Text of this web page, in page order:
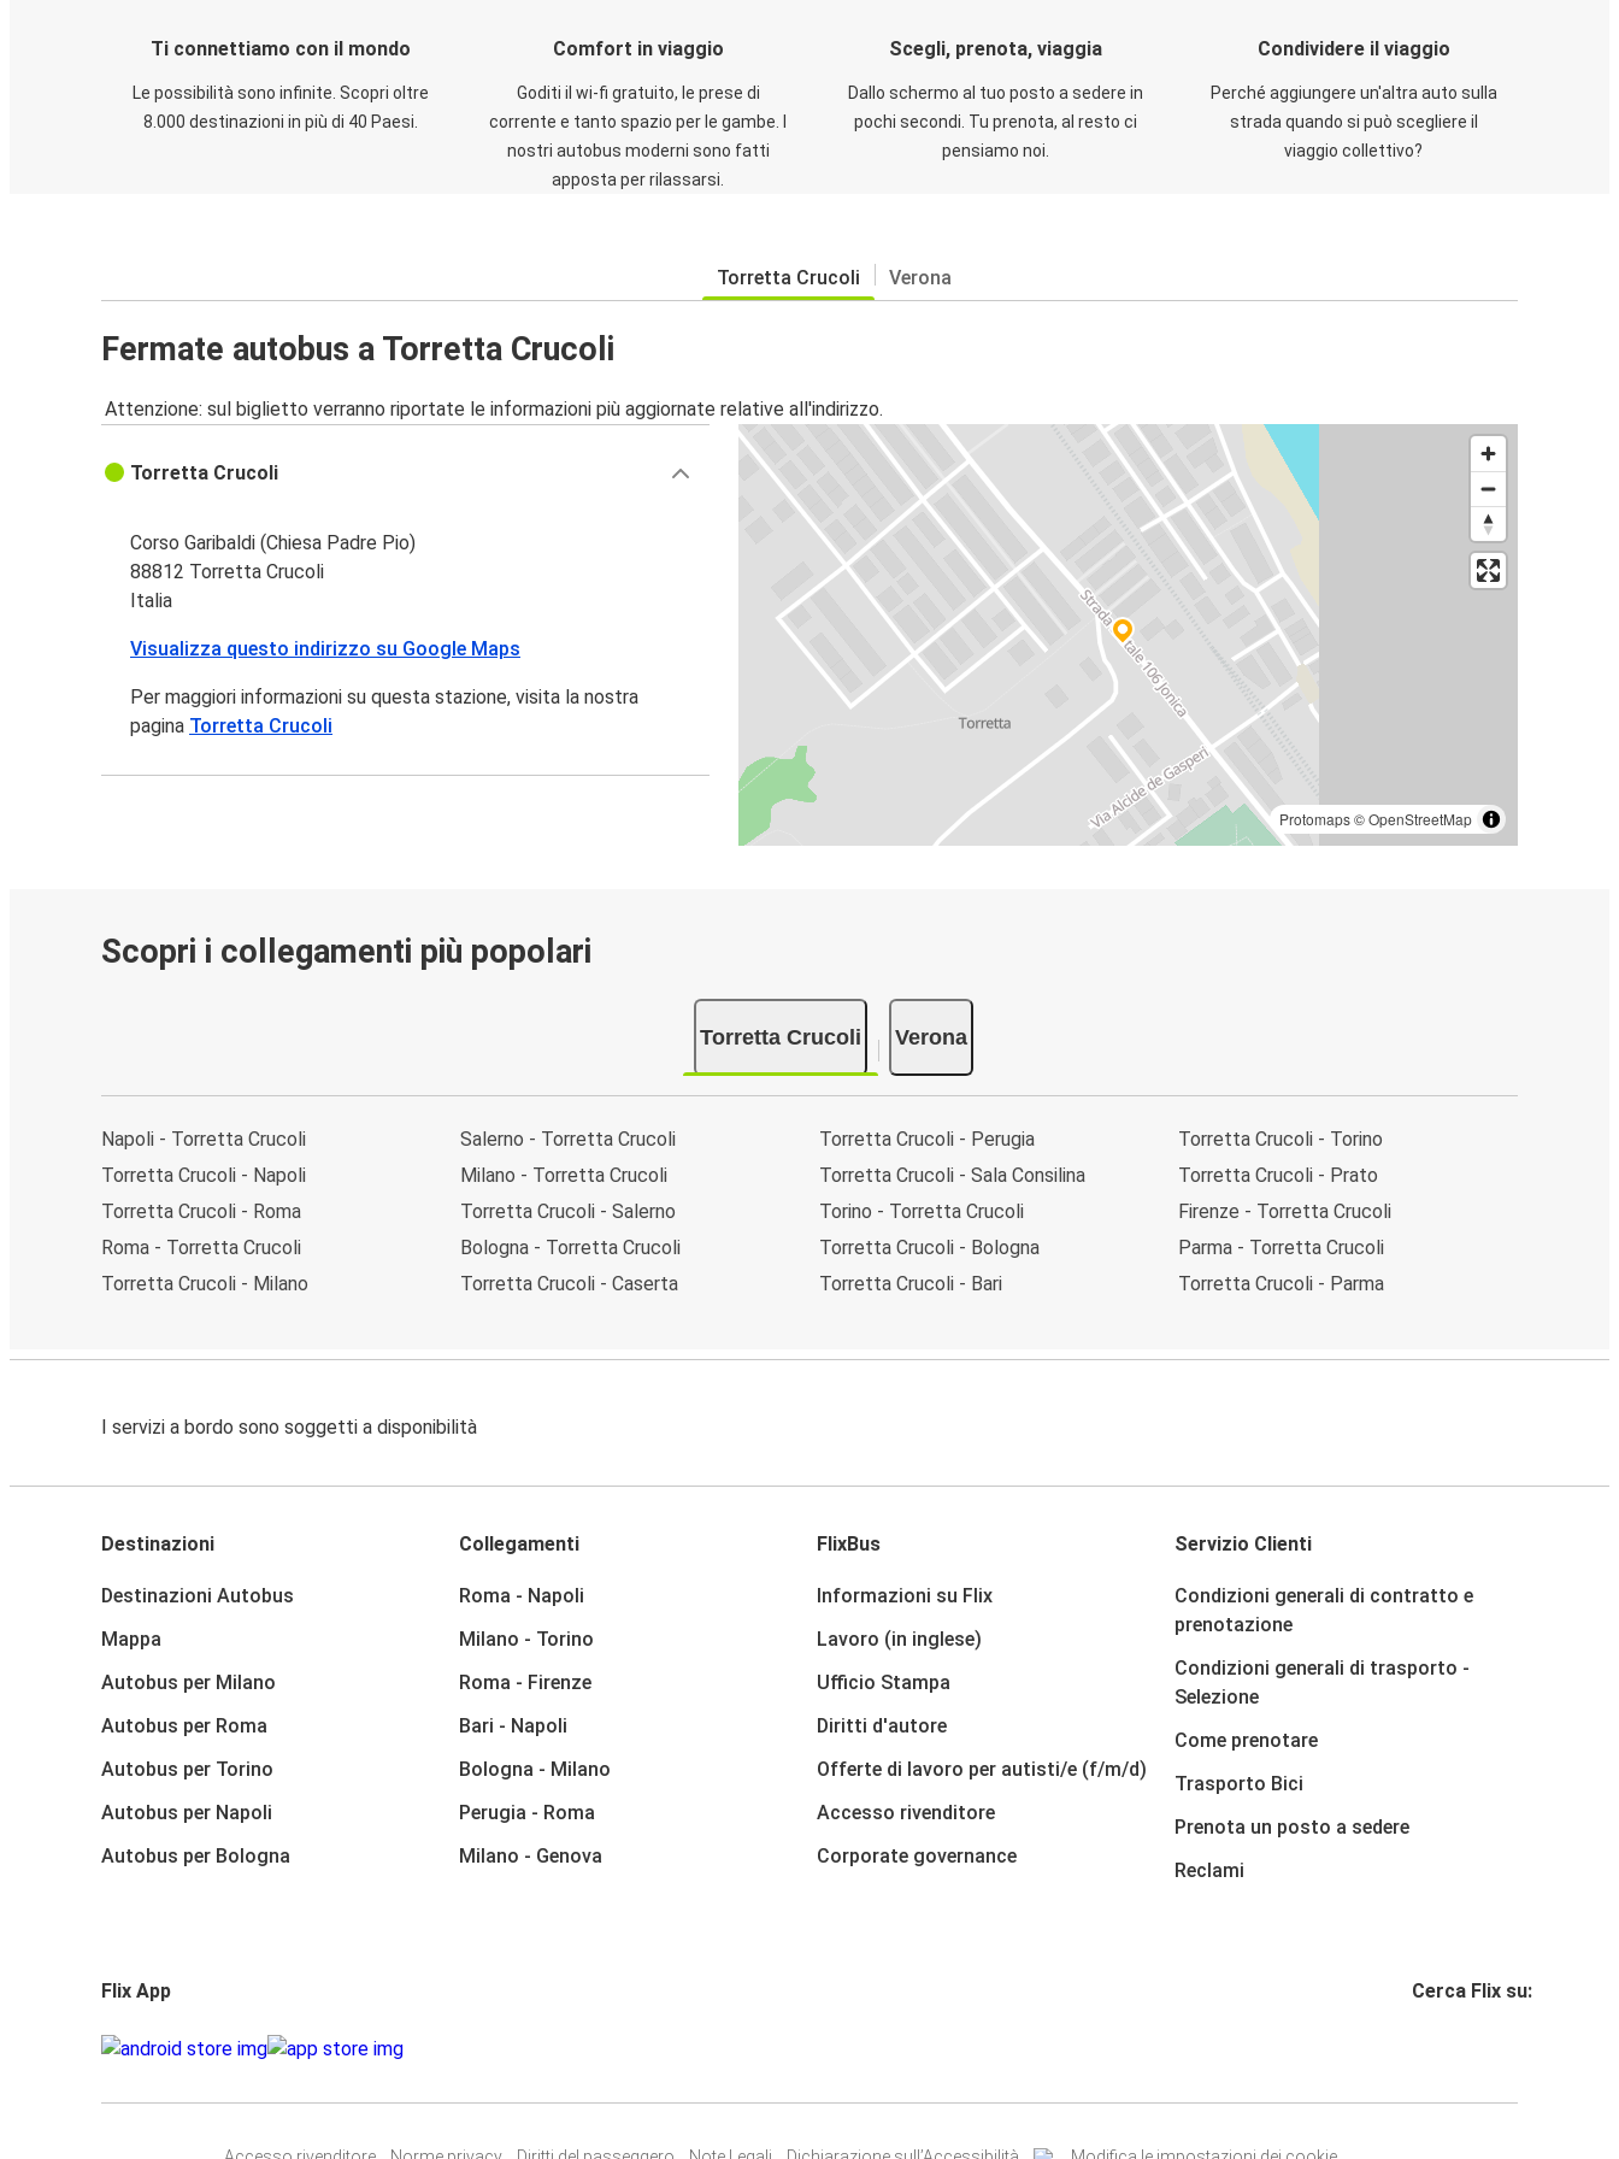
Ti connettiamo con il mondo
Le possibilità sono infinite. Scopri oltre
8.000 destinazioni in più di 40 Paesi.
Comfort in viaggio
Goditi il wi-fi gratuito, le prese di
corrente e tanto spazio per le gambe. I
nostri autobus moderni sono fatti
apposta per rilassarsi.
Scegli, prenota, viaggia
Dallo schermo al tuo posto a sedere in
pochi secondi. Tu prenota, al resto ci
pensiamo noi.
Condividere il viaggio
Perché aggiungere un'altra auto sulla
strada quando si può scegliere il
viaggio collettivo?
Torretta Crucoli Verona
Fermate autobus a Torretta Crucoli
Attenzione: sul biglietto verranno riportate le informazioni più aggiornate relative all'indirizzo.
Protomaps©OpenStreetMap
Torretta Crucoli
Corso Garibaldi (Chiesa Padre Pio)
88812 Torretta Crucoli
Italia
Visualizza questo indirizzo su Google Maps
Per maggiori informazioni su questa stazione, visita la nostra
pagina Torretta Crucoli
Scopri i collegamenti più popolari
Torretta Crucoli Verona
Napoli - Torretta Crucoli
Torretta Crucoli - Napoli
Torretta Crucoli - Roma
Roma - Torretta Crucoli
Torretta Crucoli - Milano
Salerno - Torretta Crucoli
Milano - Torretta Crucoli
Torretta Crucoli - Salerno
Bologna - Torretta Crucoli
Torretta Crucoli - Caserta
Torretta Crucoli - Perugia
Torretta Crucoli - Sala Consilina
Torino - Torretta Crucoli
Torretta Crucoli - Bologna
Torretta Crucoli - Bari
Torretta Crucoli - Torino
Torretta Crucoli - Prato
Firenze - Torretta Crucoli
Parma - Torretta Crucoli
Torretta Crucoli - Parma
I servizi a bordo sono soggetti a disponibilità
Destinazioni
Destinazioni Autobus
Mappa
Autobus per Milano
Autobus per Roma
Autobus per Torino
Autobus per Napoli
Autobus per Bologna
Collegamenti
Roma - Napoli
Milano - Torino
Roma - Firenze
Bari - Napoli
Bologna - Milano
Perugia - Roma
Milano - Genova
FlixBus
Informazioni su Flix
Lavoro (in inglese)
Ufficio Stampa
Diritti d'autore
Offerte di lavoro per autisti/e (f/m/d)
Accesso rivenditore
Corporate governance
Servizio Clienti
Condizioni generali di contratto e
prenotazione
Condizioni generali di trasporto -
Selezione
Come prenotare
Trasporto Bici
Prenota un posto a sedere
Reclami
Flix App Cerca Flix su: